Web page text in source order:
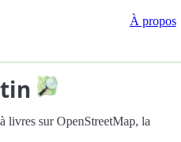
À propos
livres sur OpenStreetMap, la